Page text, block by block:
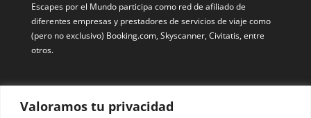
Valoramos tu privacidad
Escapes por el Mundo participa como red de afiliado de
diferentes empresas y prestadores de servicios de viaje como
(pero no exclusivo) Booking.com, Skyscanner, Civitatis, entre
otros.
PinterestX Instagram